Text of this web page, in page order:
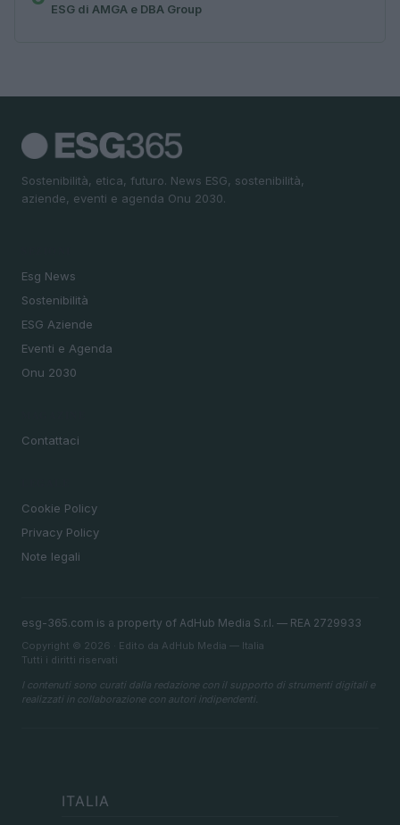
ESG di AMGA e DBA Group
Sostenibilità, etica, futuro. News ESG, sostenibilità,
aziende, eventi e agenda Onu 2030.
Esg News
Sostenibilità
ESG Aziende
Eventi e Agenda
Onu 2030
Contattaci
Cookie Policy
Privacy Policy
Note legali
esg-365.com is a property of AdHub Media S.r.l. — REA 2729933
Copyright © 2026 · Edito da AdHub Media — Italia
Tutti i diritti riservati
I contenuti sono curati dalla redazione con il supporto di strumenti digitali e
realizzati in collaborazione con autori indipendenti.
ITALIA